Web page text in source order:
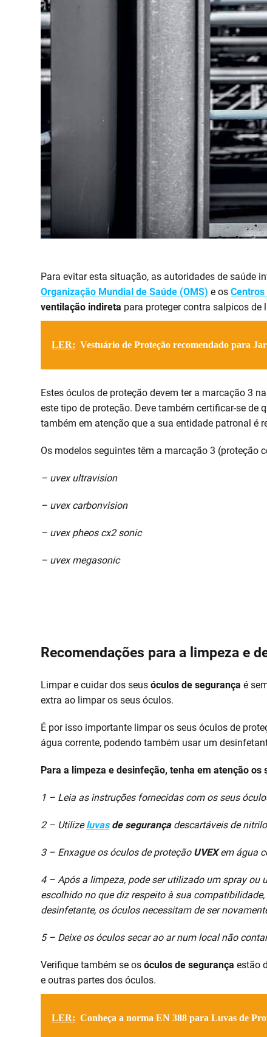
Para evitar esta situação, as autoridades de saúde
Organização Mundial de Saúde (OMS) e osCentros
ventilação indireta para proteger contra salpicos
LER: Vestuário de Proteção recomendado para
Estes óculos de proteção devem ter a marcação 3
este tipo de proteção. Deve também certificar-se de
também em atenção que a sua entidade patronal é
Os modelos seguintes têm a marcação 3
– uvex ultravision
– uvex carbonvision
– uvex pheos cx2 sonic
– uvex megasonic
Recomendações para a limpeza e
Limpar e cuidar dos seusóculos de segurança é
extra ao limpar os seus óculos.
É por isso importante limpar os seus óculos de
água corrente, podendo também usar um
Para a limpeza e desinfeção, tenha em atenção os
1 – Leia as instruções fornecidas com os seus
2 – Utilizeluvasde segurançadescartáveis de
3 – Enxague os óculos de proteção UVEXem água
4 – Após a limpeza, pode ser utilizado um spray ou
escolhido no que diz respeito à sua
desinfetante, os óculos necessitam de ser
5 – Deixe os óculos secar ao ar num local não
Verifique também se osóculos de segurança estão
e outras partes dos óculos.
LER: Conheça a norma EN 388 para Luvas de